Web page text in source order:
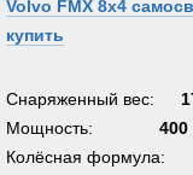
Volvo FMX 8x4
купить
Снаряженный вес:
Мощность:
400
Колёсная формула: